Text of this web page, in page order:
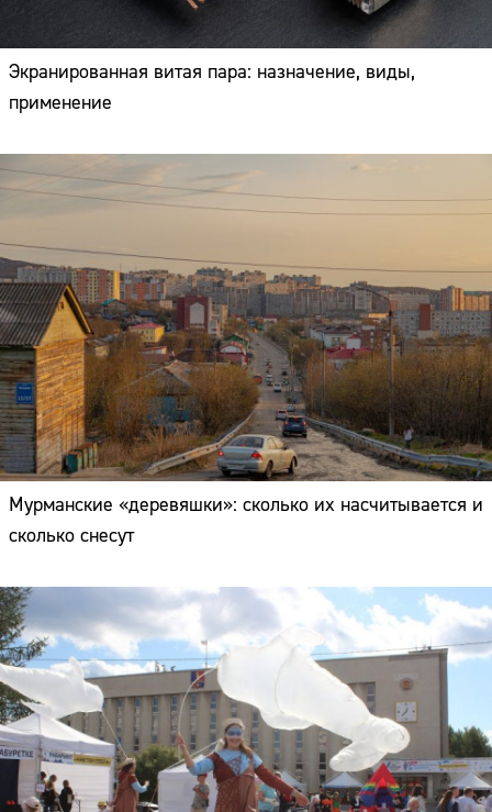
Экранированная витая пара: назначение, виды,
применение
Мурманские «деревяшки»: сколько их насчитывается и
сколько снесут